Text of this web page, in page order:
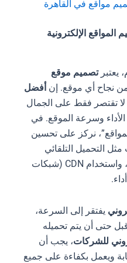
مواقع في القاهرة
الإلكترونية
يعتبرتصميم موقع
نجاح أي موقع. إنأفضل
تقتصر فقط على الجمال
وسرعة الموقع. في
نركز على تحسين
التحميل التلقائي
للبيانات، وتقليل حجم الملفات، واستخدام CDN (شبكات
يفتقر إلى السرعة،
حتى أن يتم تحميله
للشركات، يجب أن
ويعمل بكفاءة على جميع